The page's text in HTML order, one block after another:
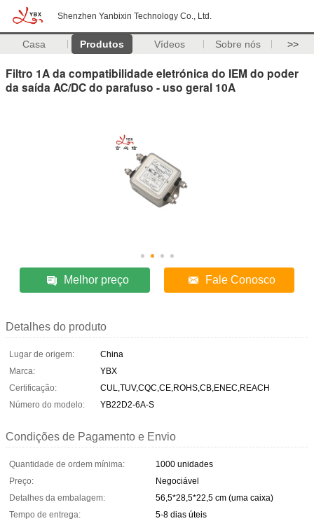
Shenzhen Yanbixin Technology Co., Ltd.
Casa Produtos Vídeos Sobre nós >>
Filtro 1A da compatibilidade eletrónica do IEM do poder
da saída AC/DC do parafuso - uso geral 10A
Melhor preço Fale Conosco
Detalhes do produto
Lugar de origem:
China
Marca:
YBX
Certificação:
CUL,TUV,CQC,CE,ROHS,CB,ENEC,REACH
Número do modelo:
YB22D2-6A-S
Condições de Pagamento e Envio
Quantidade de ordem mínima:
1000 unidades
Preço:
Negociável
Detalhes da embalagem:
56,5*28,5*22,5 cm (uma caixa)
Tempo de entrega:
5-8 dias úteis